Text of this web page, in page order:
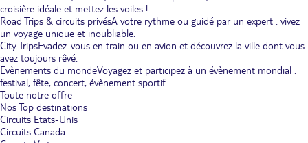
croisière idéale et mettez les voiles !
Road Trips & circuits privésA votre rythme ou guidé par un expert : vivez
un voyage unique et inoubliable.
City TripsEvadez-vous en train ou en avion et découvrez la ville dont vous
avez toujours rêvé.
Evènements du mondeVoyagez et participez à un évènement mondial :
festival, fête, concert, évènement sportif...
Toute notre offre
Nos Top destinations
Circuits Etats-Unis
Circuits Canada